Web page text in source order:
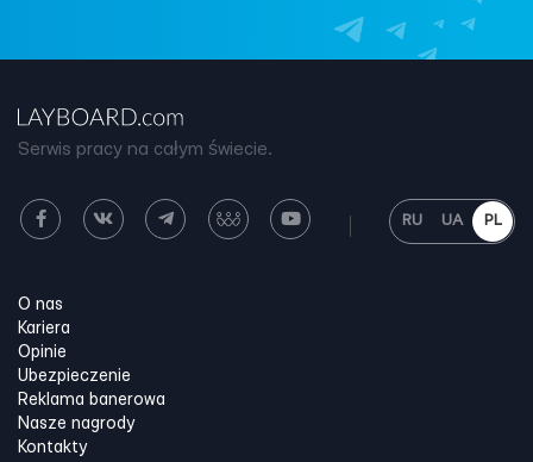
Serwis pracy na całym świecie.
RU UA PL
O nas
Kariera
Opinie
Ubezpieczenie
Reklama banerowa
Nasze nagrody
Kontakty